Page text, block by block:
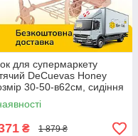
для супермаркету
DeCuevas Honey
30-50-в62см, сидіння
ляльки, продукти) 52170
₴ 1 879 ₴